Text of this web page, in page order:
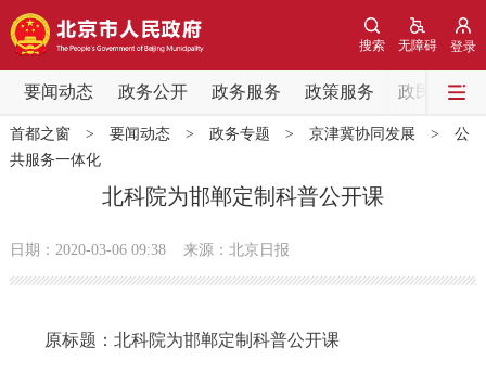
登录
无障碍
搜索
要闻动态 政务公开 政务服务 政策服务 政民互动
要闻动态
党中央精神 国务院信息 中央部委动态
北京要闻 会议信息 部门动态
各区热点
首都之窗> 要闻动态> 政务专题 > 京津冀协同发展 > 公
共服务一体化
北科院为邯郸定制科普公开课
日期：2020-03-06 09:38 来源：北京日报
原标题：北科院为邯郸定制科普公开课